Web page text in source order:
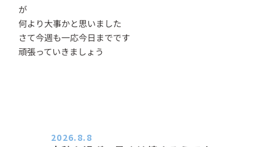
が
何より大事かと思いました
さて今週も一応今日までです
頑張っていきましょう
2026.8.8